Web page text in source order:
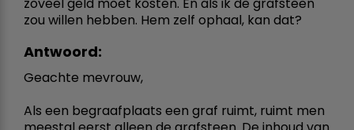
zou willen hebben. Hem zelf ophaal, kan dat?
Antwoord:
Geachte mevrouw,
Als een begraafplaats een graf ruimt, ruimt men